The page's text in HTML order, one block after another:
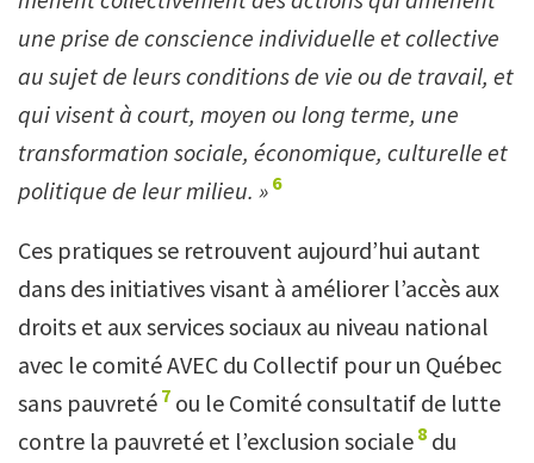
une prise de conscience individuelle et collective
au sujet de leurs conditions de vie ou de travail, et
qui visent à court, moyen ou long terme, une
transformation sociale, économique, culturelle et
politique de leur milieu. » 6
Ces pratiques se retrouvent aujourd’hui autant
dans des initiatives visant à améliorer l’accès aux
droits et aux services sociaux au niveau national
avec le comité AVEC du Collectif pour un Québec
sans pauvreté 7 ou le Comité consultatif de lutte
contre la pauvreté et l’exclusion sociale 8 du